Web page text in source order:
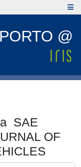
PORTO @
SAE
OF